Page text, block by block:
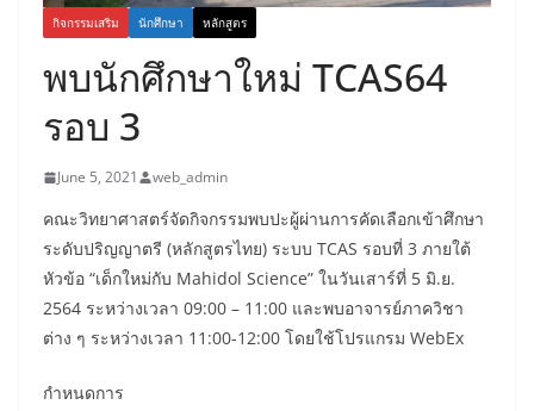
กิจกรรมเสริม นักศึกษา หลักสูตร
พบนักศึกษาใหม่ TCAS64
รอบ 3
June 5, 2021 web_admin
คณะวิทยาศาสตร์จัดกิจกรรมพบปะผู้ผ่านการคัดเลือกเข้าศึกษา
ระดับปริญญาตรี (หลักสูตรไทย) ระบบ TCAS รอบที่ 3 ภายใต้
หัวข้อ “เด็กใหม่กับ Mahidol Science” ในวันเสาร์ที่ 5 มิ.ย.
2564 ระหว่างเวลา 09:00 – 11:00 และพบอาจารย์ภาควิชา
ต่าง ๆ ระหว่างเวลา 11:00-12:00 โดยใช้โปรแกรม WebEx
กำหนดการ